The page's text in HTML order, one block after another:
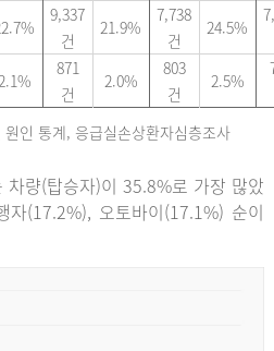
9,337
건
21.9%
7,738
건
24.5%
871
건
2.0%
803
건
2.5%
인 통계, 응급실손상환자심층조사
차량(탑승자)이 35.8%로 가장 많았
자(17.2%), 오토바이(17.1%) 순이